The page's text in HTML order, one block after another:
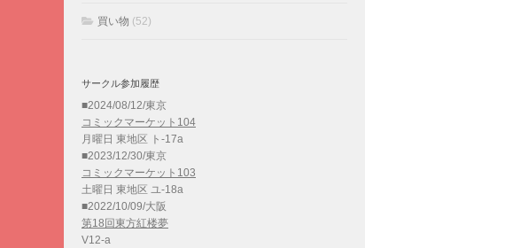
買い物 (52)
サークル参加履歴
■2024/08/12/東京
コミックマーケット104
月曜日 東地区 ト-17a
■2023/12/30/東京
コミックマーケット103
土曜日 東地区 ユ-18a
■2022/10/09/大阪
第18回東方紅楼夢
V12-a